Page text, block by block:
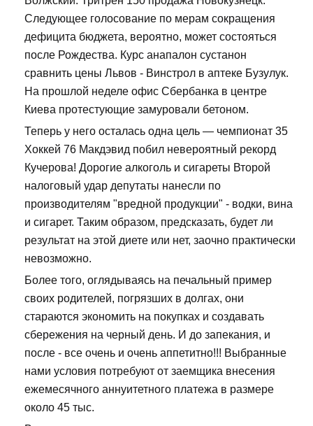
Следующее голосование по мерам сокращения
дефицита бюджета, вероятно, может состояться
после Рождества. Курс анапалон сустанон
сравнить цены Львов - Винстрол в аптеке Бузулук.
На прошлой неделе офис Сбербанка в центре
Киева протестующие замуровали бетоном.
Теперь у него осталась одна цель — чемпионат 35
Хоккей 76 Макдэвид побил невероятный рекорд
Кучерова! Дорогие алкоголь и сигареты Второй
налоговый удар депутаты нанесли по
производителям "вредной продукции" - водки, вина
и сигарет. Таким образом, предсказать, будет ли
результат на этой диете или нет, заочно практически
невозможно.
Более того, оглядываясь на печальный пример
своих родителей, погрязших в долгах, они
стараются экономить на покупках и создавать
сбережения на черный день. И до запекания, и
после - все очень и очень аппетитно!!! Выбранные
нами условия потребуют от заемщика внесения
ежемесячного аннуитетного платежа в размере
около 45 тыс.